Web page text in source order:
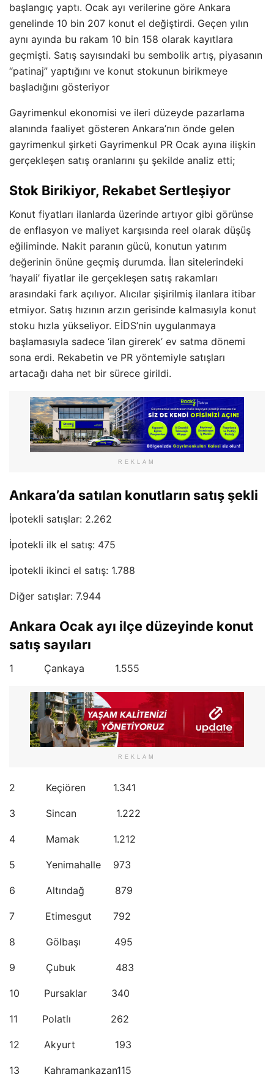
başlangıç yaptı. Ocak ayı verilerine göre Ankara
genelinde 10 bin 207 konut el değiştirdi. Geçen yılın
aynı ayında bu rakam 10 bin 158 olarak kayıtlara
geçmişti. Satış sayısındaki bu sembolik artış, piyasanın
“patinaj” yaptığını ve konut stokunun birikmeye
başladığını gösteriyor
Gayrimenkul ekonomisi ve ileri düzeyde pazarlama
alanında faaliyet gösteren Ankara’nın önde gelen
gayrimenkul şirketi Gayrimenkul PR Ocak ayına ilişkin
gerçekleşen satış oranlarını şu şekilde analiz etti;
Stok Birikiyor, Rekabet Sertleşiyor
Konut fiyatları ilanlarda üzerinde artıyor gibi görünse
de enflasyon ve maliyet karşısında reel olarak düşüş
eğiliminde. Nakit paranın gücü, konutun yatırım
değerinin önüne geçmiş durumda. İlan sitelerindeki
‘hayali’ fiyatlar ile gerçekleşen satış rakamları
arasındaki fark açılıyor. Alıcılar şişirilmiş ilanlara itibar
etmiyor. Satış hızının arzın gerisinde kalmasıyla konut
stoku hızla yükseliyor. EİDS’nin uygulanmaya
başlamasıyla sadece ‘ilan girerek’ ev satma dönemi
sona erdi. Rekabetin ve PR yöntemiyle satışları
artacağı daha net bir sürece girildi.
REKLAM
Ankara’da satılan konutların satış şekli
İpotekli satışlar: 2.262
İpotekli ilk el satış: 475
İpotekli ikinci el satış: 1.788
Diğer satışlar: 7.944
Ankara Ocak ayı ilçe düzeyinde konut
satış sayıları
1 Çankaya 1.555
REKLAM
2 Keçiören 1.341
3 Sincan 1.222
4 Mamak 1.212
5 Yenimahalle 973
6 Altındağ 879
7 Etimesgut 792
8 Gölbaşı 495
9 Çubuk 483
10 Pursaklar 340
11 Polatlı 262
12 Akyurt 193
13 Kahramankazan115